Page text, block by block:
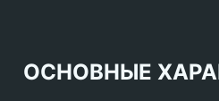
ОСНОВНЫЕ